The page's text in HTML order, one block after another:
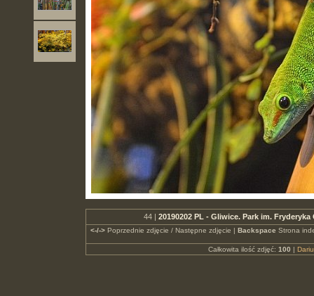
44 | 20190202 PL - Gliwice. Park im.
<-/->Poprzednie zdjęcie / Następne zdjęcie | Backspace Strona
Całkowita ilość zdjęć: 100 |